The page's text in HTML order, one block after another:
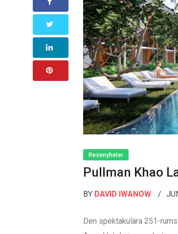
Resenyheter
Pullman Khao
BY DAVID IWANOW
Den spektakulära 251-